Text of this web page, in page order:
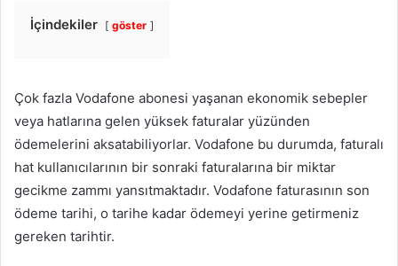
İçindekiler göster
Çok fazla Vodafone abonesi yaşanan ekonomik sebepler
veya hatlarına gelen yüksek faturalar yüzünden
ödemelerini aksatabiliyorlar. Vodafone bu durumda, faturalı
hat kullanıcılarının bir sonraki faturalarına bir miktar
gecikme zammı yansıtmaktadır. Vodafone faturasının son
ödeme tarihi, o tarihe kadar ödemeyi yerine getirmeniz
gereken tarihtir.